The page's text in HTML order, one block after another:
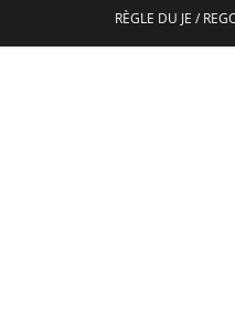
RÈGLE DU JE /